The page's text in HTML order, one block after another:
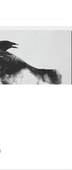
中用自己的双手去
尽在这本《被讨厌